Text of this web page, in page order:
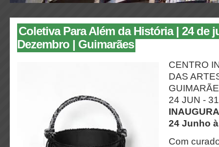
Coletiva Para Além da História | 24 de
Dezembro | Guimarães
CENTRO
DAS
24 JUN -
24 Junho
Com